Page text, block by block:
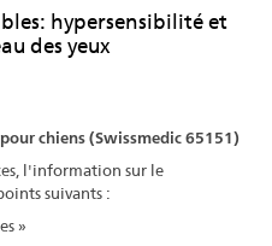
hypersensibilité et
des yeux
chiens (Swissmedic 65151)
l'information sur le
suivants :
»